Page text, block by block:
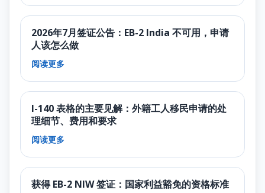
2026年7月签证公告：EB-2 India 不可用，申请
人该怎么做
阅读更多
I-140 表格的主要见解：外籍工人移民申请的处
理细节、费用和要求
阅读更多
获得 EB-2 NIW 签证：国家利益豁免的资格标准